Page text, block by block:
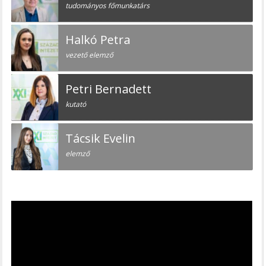
tudományos főmunkatárs
Halkó Petra
vezető elemző
Petri Bernadett
kutató
Tácsik Evelin
elemző